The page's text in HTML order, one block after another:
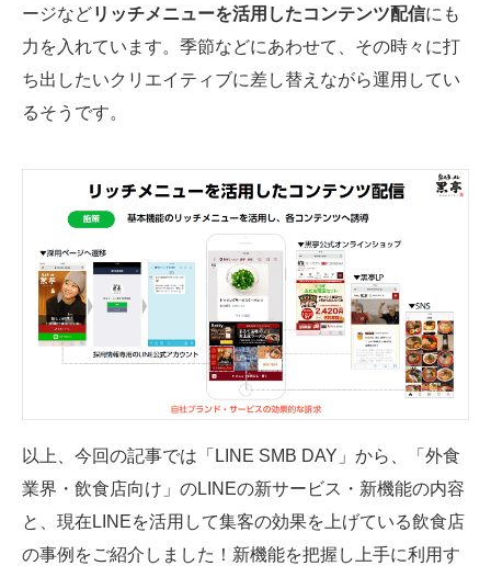
ージなどリッチメニューを活用したコンテンツ配信にも
力を入れています。季節などにあわせて、その時々に打
ち出したいクリエイティブに差し替えながら運用してい
るそうです。
以上、今回の記事では「LINE SMB DAY」から、「外食
業界・飲食店向け」のLINEの新サービス・新機能の内容
と、現在LINEを活用して集客の効果を上げている飲食店
の事例をご紹介しました！新機能を把握し上手に利用す